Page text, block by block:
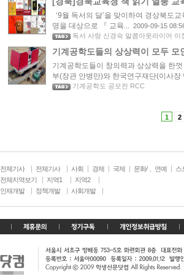
‘9월 독서의 달’을 맞이하여 경상북도
명을 대상으로 『 교육... 2009-09-15
독서 사랑 신경숙 말콤아웃라이어 이
기계공학도들의 상상력이 모두 모
기계공학도들이 창의력과 상상력을 한
부(장관 안병만)와 한국연구재단(이사장
기계공학도 공모전 RCC
1 2
전체기사 전체기사 사회 경제 국제
문화/
연예
스
전체지역보기
지역1
지역2
인재개발
정책개발 사회개발